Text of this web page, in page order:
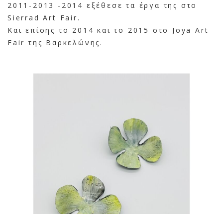
2011-2013 -2014 εξέθεσε τα έργα της στο
Sierrad Art Fair.
Και επίσης το 2014 και το 2015 στο Joya Art
Fair της Βαρκελώνης.